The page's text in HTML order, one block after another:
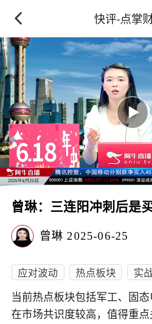
快评-点掌
曾琳：三连阳冲刺后是
曾琳 2025-06-25
应对波动 热点板块 实
当前热点板块包括军工、固
在市场共识度较高，值得重